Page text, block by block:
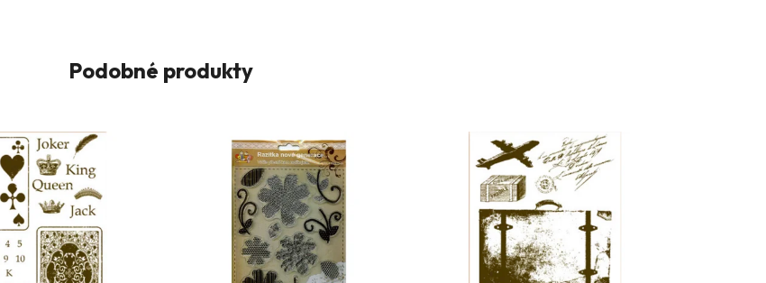
Podobné produkty